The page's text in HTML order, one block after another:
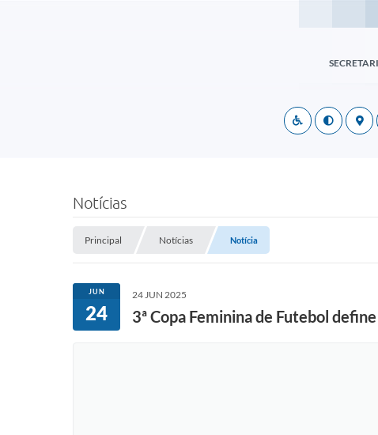
Notícias
Principal Notícias Notícia
JUN
24
24 JUN 2025
3ª Copa Feminina de Futebol